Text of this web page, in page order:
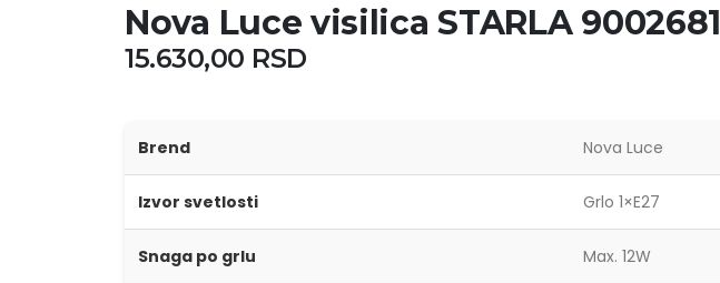
Nova Luce visilica STARLA 9002681
15.630,00 RSD
Brend Nova Luce
Izvor svetlosti Grlo 1×E27
Snaga po grlu Max. 12W